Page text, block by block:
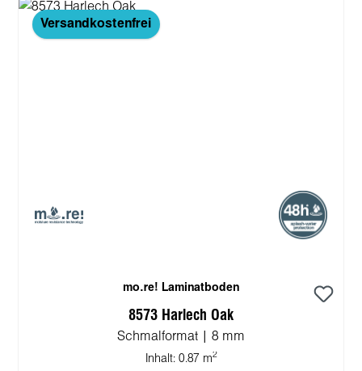
Versandkostenfrei
mo.re! Laminatboden
8573 Harlech Oak
Schmalformat | 8 mm
Inhalt: 0.87 m2